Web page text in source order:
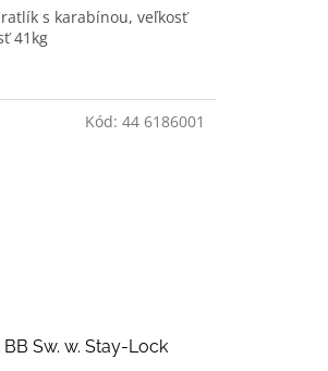
s karabínou, veľkosť
41kg
Sw. w. Stay-Lock
Kód: 44 6186001